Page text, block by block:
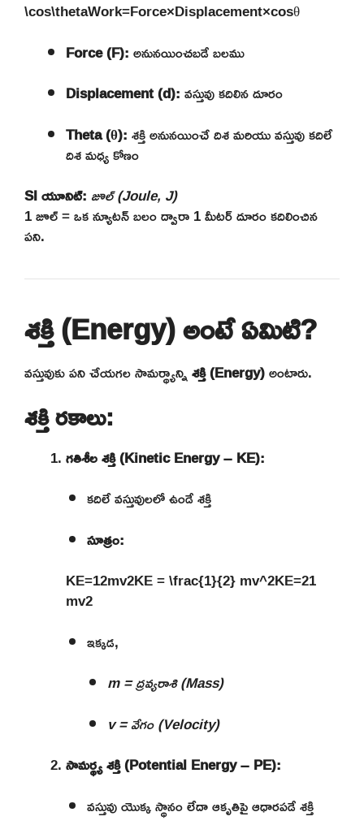
\cos\thetaWork=Force×Displacement×cosθ
Force (F):అనునయించబడే బలము
Displacement (d):వస్తువు కదిలిన దూరం
Theta (θ):శక్తి అనునయించే దిశ మరియు వస్తువు కదిలే
దిశ మధ్య కోణం
SI యూనిట్:జూల్ (Joule, J)
1 జూల్ = ఒక న్యూటన్ బలం ద్వారా 1 మీటర్ దూరం కదిలించిన
పని.
శక్తి (Energy) అంటే ఏమిటి?
వస్తువుకు పని చేయగల సామర్థ్యాన్నిశక్తి (Energy)అంటారు.
శక్తి రకాలు:
గతిశీల శక్తి (Kinetic Energy – KE):
కదిలే వస్తువులలో ఉండే శక్తి
సూత్రం:
KE=12mv2KE = \frac{1}{2} mv^2KE=21
mv2
ఇక్కడ,
m = ద్రవ్యరాశి (Mass)
v = వేగం (Velocity)
సామర్థ్య శక్తి (Potential Energy – PE):
వస్తువు యొక్క స్థానం లేదా ఆకృతిపై ఆధారపడే శక్తి